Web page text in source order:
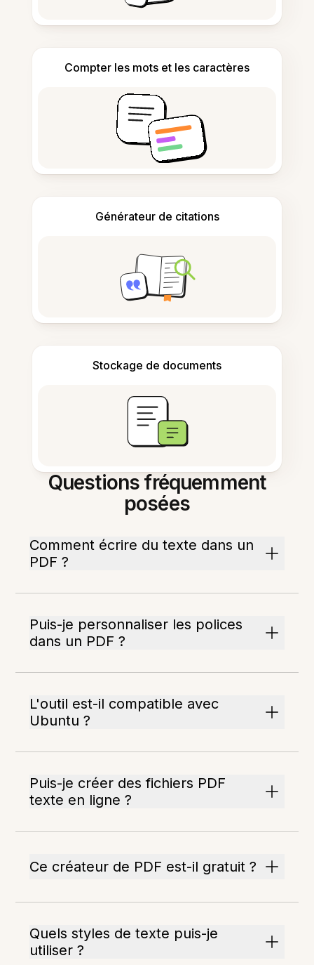
Compter les mots et les caractères
Générateur de citations
Stockage de documents
Questions fréquemment
posées
Comment écrire du texte dans un
PDF ?
Puis-je personnaliser les polices
dans un PDF ?
L'outil est-il compatible avec
Ubuntu ?
Puis-je créer des fichiers PDF
texte en ligne ?
Ce créateur de PDF est-il gratuit ?
Quels styles de texte puis-je
utiliser ?